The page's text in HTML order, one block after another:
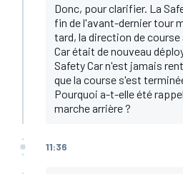
Donc, pour clarifier. La
fin de l'avant-dernier tour
tard, la direction de course
Car était de nouveau
Safety Car n'est jamais
que la course s'est
Pourquoi a-t-elle été
marche arrière ?
11:36